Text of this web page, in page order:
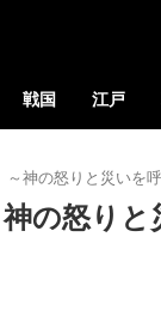
戦国 江戸
神の怒りと災いを
の怒りと